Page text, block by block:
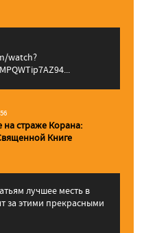
watch?
на страже Корана:
Книге
лучшее месть в
за этими прекрасными